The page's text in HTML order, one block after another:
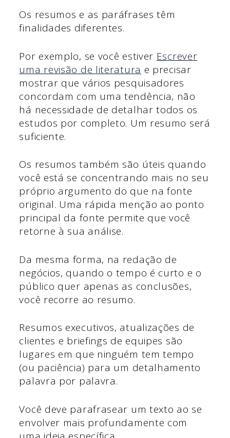
Os resumos e as paráfrases têm
finalidades diferentes.
Por exemplo, se você estiver Escrever
uma revisão de literatura e precisar
mostrar que vários pesquisadores
concordam com uma tendência, não
há necessidade de detalhar todos os
estudos por completo. Um resumo será
suficiente.
Os resumos também são úteis quando
você está se concentrando mais no seu
próprio argumento do que na fonte
original. Uma rápida menção ao ponto
principal da fonte permite que você
retorne à sua análise.
Da mesma forma, na redação de
negócios, quando o tempo é curto e o
público quer apenas as conclusões,
você recorre ao resumo.
Resumos executivos, atualizações de
clientes e briefings de equipes são
lugares em que ninguém tem tempo
(ou paciência) para um detalhamento
palavra por palavra.
Você deve parafrasear um texto ao se
envolver mais profundamente com